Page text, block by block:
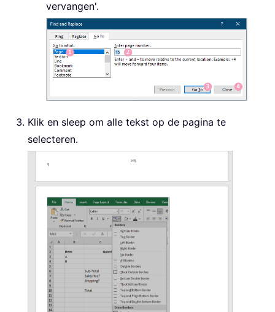
vervangen'.
Klik en sleep om alle tekst op de pagina te
selecteren.